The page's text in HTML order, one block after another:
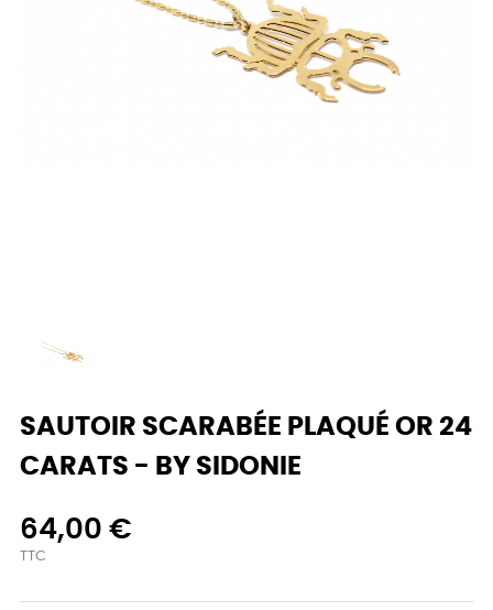
SAUTOIR SCARABÉE PLAQUÉ OR 24
CARATS - BY SIDONIE
64,00 €
TTC